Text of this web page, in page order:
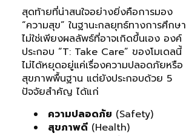
สุดท้ายที่น่าสนใจอย่างยิ่งคือการมอง
“ความสุข” ในฐานะกลยุทธ์ทางการศึกษา
ไม่ใช่เพียงผลลัพธ์ที่อาจเกิดขึ้นเอง องค์
ประกอบ “T: Take Care” ของโมเดลนี้
ไม่ได้หยุดอยู่แค่เรื่องความปลอดภัยหรือ
สุขภาพพื้นฐาน แต่ยังประกอบด้วย 5
ปัจจัยสำคัญ ได้แก่
ความปลอดภัย (Safety)
สุขภาพดี (Health)